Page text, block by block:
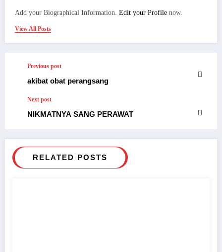
Add your Biographical Information. Edit your Profile now.
View All Posts
Previous post
akibat obat perangsang
Next post
NIKMATNYA SANG PERAWAT
RELATED POSTS